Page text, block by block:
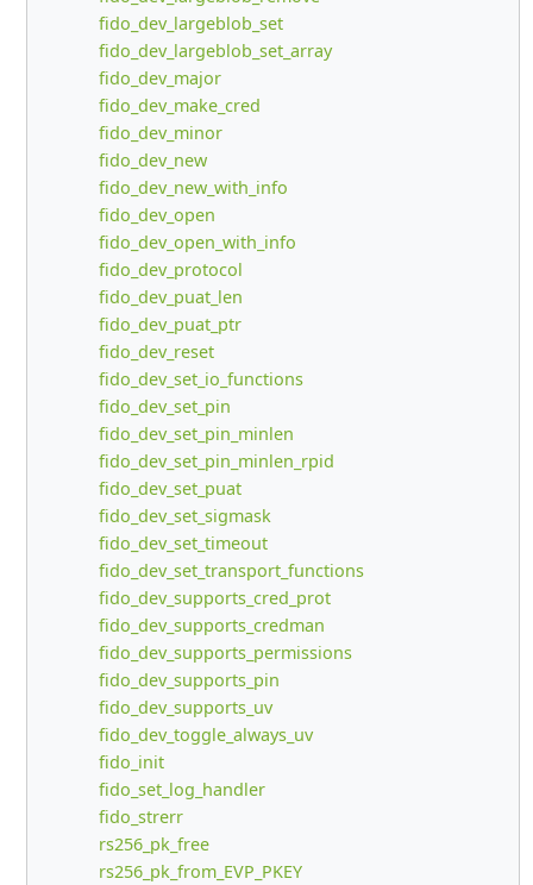
fido_dev_largeblob_set
fido_dev_largeblob_set_array
fido_dev_major
fido_dev_make_cred
fido_dev_minor
fido_dev_new
fido_dev_new_with_info
fido_dev_open
fido_dev_open_with_info
fido_dev_protocol
fido_dev_puat_len
fido_dev_puat_ptr
fido_dev_reset
fido_dev_set_io_functions
fido_dev_set_pin
fido_dev_set_pin_minlen
fido_dev_set_pin_minlen_rpid
fido_dev_set_puat
fido_dev_set_sigmask
fido_dev_set_timeout
fido_dev_set_transport_functions
fido_dev_supports_cred_prot
fido_dev_supports_credman
fido_dev_supports_permissions
fido_dev_supports_pin
fido_dev_supports_uv
fido_dev_toggle_always_uv
fido_init
fido_set_log_handler
fido_strerr
rs256_pk_free
rs256_pk_from_EVP_PKEY